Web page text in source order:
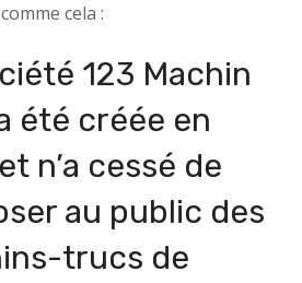
cela :
123 Machin
été créée en
n’a cessé de
au public des
trucs de